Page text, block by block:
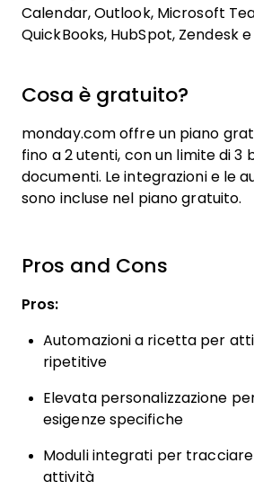
Calendar, Outlook, Microsoft
QuickBooks, HubSpot, Zendesk e
Cosa è gratuito?
monday.com offre un piano
fino a 2 utenti, con un limite di 3
documenti. Le integrazioni e le
sono incluse nel piano gratuito.
Pros and Cons
Pros:
Automazioni a ricetta per
ripetitive
Elevata personalizzazione
esigenze specifiche
Moduli integrati per
attività